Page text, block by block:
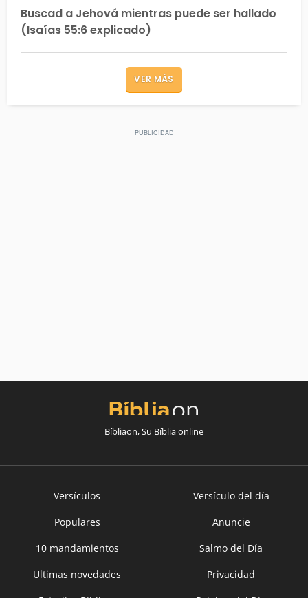
Buscad a Jehová mientras puede ser hallado
(Isaías 55:6 explicado)
VER MÁS
Bíbliaon, Su Bíblia online
Versículos
Versículo del día
Populares
Anuncie
10 mandamientos
Salmo del Día
Ultimas novedades
Privacidad